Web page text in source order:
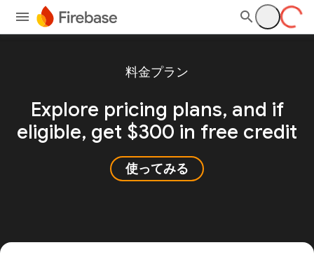
料金プラン
Explore pricing plans, and if
eligible, get $300 in free credit
使ってみる